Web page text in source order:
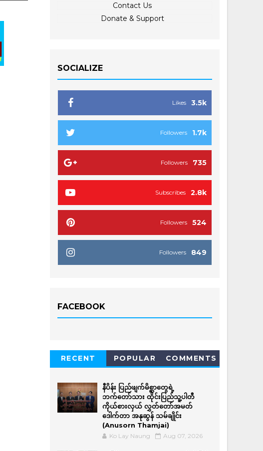
Contact Us
Donate & Support
SOCIALIZE
3.5k
Likes
1.7k
Followers
735
Followers
2.8k
Subscribes
524
Followers
849
Followers
FACEBOOK
RECENT POPULAR COMMENTS
နီပိန်း ပြည်ဖျက်မိစ္ဆာတွေရဲ့
ဘက်တော်သား ထိုင်းပြည်သူ့ပါတီ
ကိုယ်စားလှယ် လွှတ်တော်အမတ်
ဒေါက်တာ အနုဆွန် သမ်ချိုင်း
(Anusorn Thamjai)
Ko Lay Naung Aug 07, 2026